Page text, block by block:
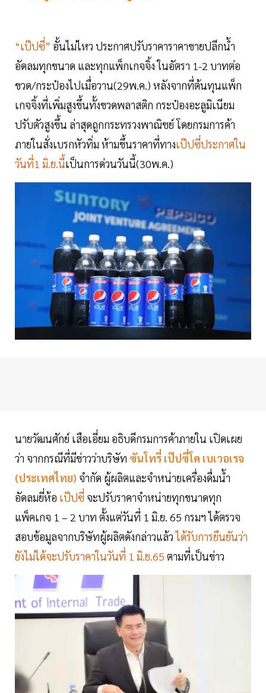
“เป๊ปซี่” อั้นไม่ไหว ประกาศปรับราคาราคาขายปลีกน้ำ
อัดลมทุกขนาด และทุกแพ็กเกจจิ้ง ในอัตรา 1-2 บาทต่อ
ขวด/กระป๋องไปเมื่อวาน(29พ.ค.) หลังจากที่ต้นทุนแพ็ก
เกจจิ้งที่เพิ่มสูงขึ้นทั้งขวดพลาสติก กระป๋องอะลูมิเนียม
ปรับตัวสูงขึ้น ล่าสุดถูกกระทรวงพาณิชย์ โดยกรมการค้า
ภายในสั่งเบรกหัวทิ่ม ห้ามขึ้นราคาที่ทางเป๊ปซี่ประกาศใน
วันที่1 มิ.ย.นี้เป็นการด่วนวันนี้(30พ.ค.)
นายวัฒนศักย์ เสือเอี่ยม อธิบดีกรมการค้าภายใน เปิดเผย
ว่า จากกรณีที่มีข่าวว่าบริษัท ซันโทรี่ เป๊ปซี่โค เบเวอเรจ
(ประเทศไทย) จำกัด ผู้ผลิตและจำหน่ายเครื่องดื่มน้ำ
อัดลมยี่ห้อ เป๊ปซี่ จะปรับราคาจำหน่ายทุกขนาดทุก
แพ็คเกจ 1 – 2 บาท ตั้งแต่วันที่ 1 มิ.ย. 65 กรมฯ ได้ตรวจ
สอบข้อมูลจากบริษัทผู้ผลิตดังกล่าวแล้วได้รับการยืนยันว่า
ยังไม่ได้จะปรับราคาในวันที่ 1 มิ.ย.65 ตามที่เป็นข่าว